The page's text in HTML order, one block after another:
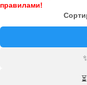
правилами!